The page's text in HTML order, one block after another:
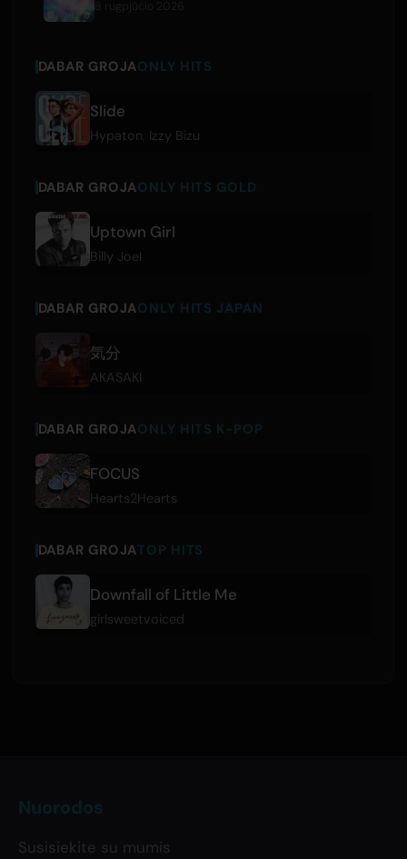
DABAR GROJAONLY HITS
Slide
Hypaton Izzy Bizu
DABAR GROJAONLY HITS GOLD
Uptown Girl
Billy Joel
DABAR GROJAONLY HITS JAPAN
気分
AKASAKI
DABAR GROJAONLY HITS K-POP
FOCUS
Hearts2Hearts
DABAR GROJATOP HITS
Downfall of Little Me
girlsweetvoiced
Nuorodos
Susisiekite su mumis